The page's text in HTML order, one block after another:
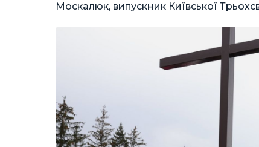
Москалюк, випускник Київської